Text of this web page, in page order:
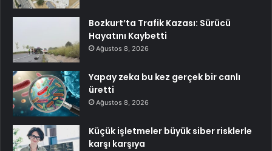
Bozkurt’ta Trafik Kazası: Sürücü
Hayatını Kaybetti
Ağustos 8, 2026
Yapay zeka bu kez gerçek bir canlı
üretti
Ağustos 8, 2026
Küçük işletmeler büyük siber risklerle
karşı karşıya